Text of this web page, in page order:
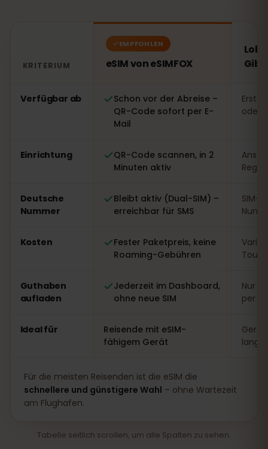
KRITERIUM
EMPFOHLEN
eSIM von eSIMFOX
Verfügbar ab
Schon vor der Abreise –
QR-Code sofort per E-
Mail
Erst
oder
Einrichtung
QR-Code scannen, in 2
Minuten aktiv
Deutsche
Nummer
Bleibt aktiv (Dual-SIM) –
erreichbar für SMS
SIM-
Kosten
Fester Paketpreis, keine
Roaming-Gebühren
Guthaben
aufladen
Jederzeit im Dashboard,
ohne neue SIM
Nur
per
Ideal für
Reisende mit eSIM-
fähigem Gerät
Für die meisten Reisenden ist die eSIM die
schnellere und günstigere Wahl – ohne Wartezeit
am Flughafen.
Tabelle seitlich scrollen, um alle Spalten zu sehen.